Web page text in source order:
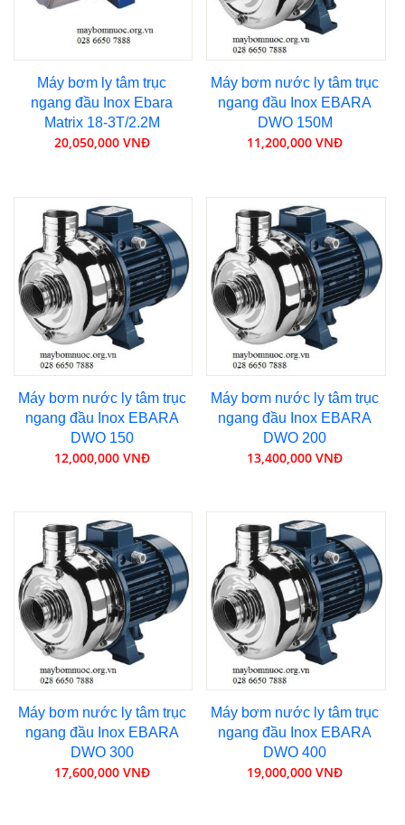
Máy bơm ly tâm trục
ngang đầu Inox Ebara
Matrix 18-3T/2.2M
20,050,000 VNĐ
Máy bơm nước ly tâm trục
ngang đầu Inox EBARA
DWO 150M
11,200,000 VNĐ
Máy bơm nước ly tâm trục
ngang đầu Inox EBARA
DWO 150
12,000,000 VNĐ
Máy bơm nước ly tâm trục
ngang đầu Inox EBARA
DWO 200
13,400,000 VNĐ
Máy bơm nước ly tâm trục
ngang đầu Inox EBARA
DWO 300
17,600,000 VNĐ
Máy bơm nước ly tâm trục
ngang đầu Inox EBARA
DWO 400
19,000,000 VNĐ